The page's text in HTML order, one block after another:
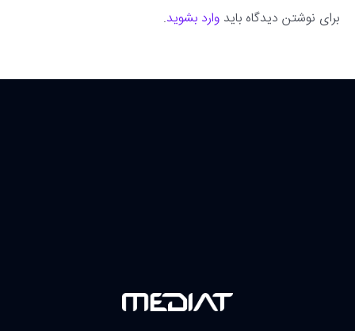
برای نوشتن دیدگاه باید وارد بشوید.